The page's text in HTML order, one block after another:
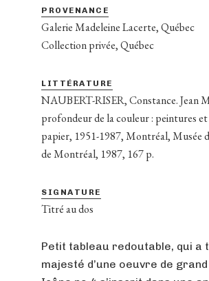
PROVENANCE
Galerie Madeleine Lacerte, Québec
Collection privée, Québec
LITTÉRATURE
NAUBERT-RISER, Constance. Jean
profondeur de la couleur : peintures
papier, 1951-1987, Montréal, Musée
de Montréal, 1987, 167 p.
SIGNATURE
Titré au dos
Petit tableau redoutable, qui a
majesté d’une oeuvre de